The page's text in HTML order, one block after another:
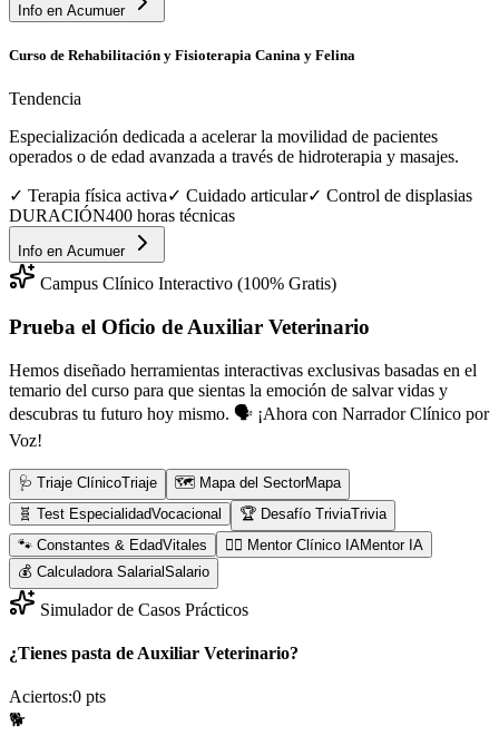
Info en Acumuer
Curso de Rehabilitación y Fisioterapia Canina y Felina
Tendencia
Especialización dedicada a acelerar la movilidad de pacientes
operados o de edad avanzada a través de hidroterapia y masajes.
✓ Terapia física activa✓ Cuidado articular✓ Control de displasias
DURACIÓN400 horas técnicas
Info en Acumuer
Campus Clínico Interactivo (100% Gratis)
Prueba el Oficio de Auxiliar Veterinario
Hemos diseñado herramientas interactivas exclusivas basadas en el
temario del curso para que sientas la emoción de salvar vidas y
descubras tu futuro hoy mismo. 🗣️ ¡Ahora con Narrador Clínico por
Voz!
🩺 Triaje ClínicoTriaje 🗺️ Mapa del SectorMapa
🧬 Test EspecialidadVocacional 🏆 Desafío TriviaTrivia
🐾 Constantes & EdadVitales 👨‍⚕️ Mentor Clínico IAMentor IA
💰 Calculadora SalarialSalario
Simulador de Casos Prácticos
¿Tienes pasta de Auxiliar Veterinario?
Aciertos:0 pts
🐕